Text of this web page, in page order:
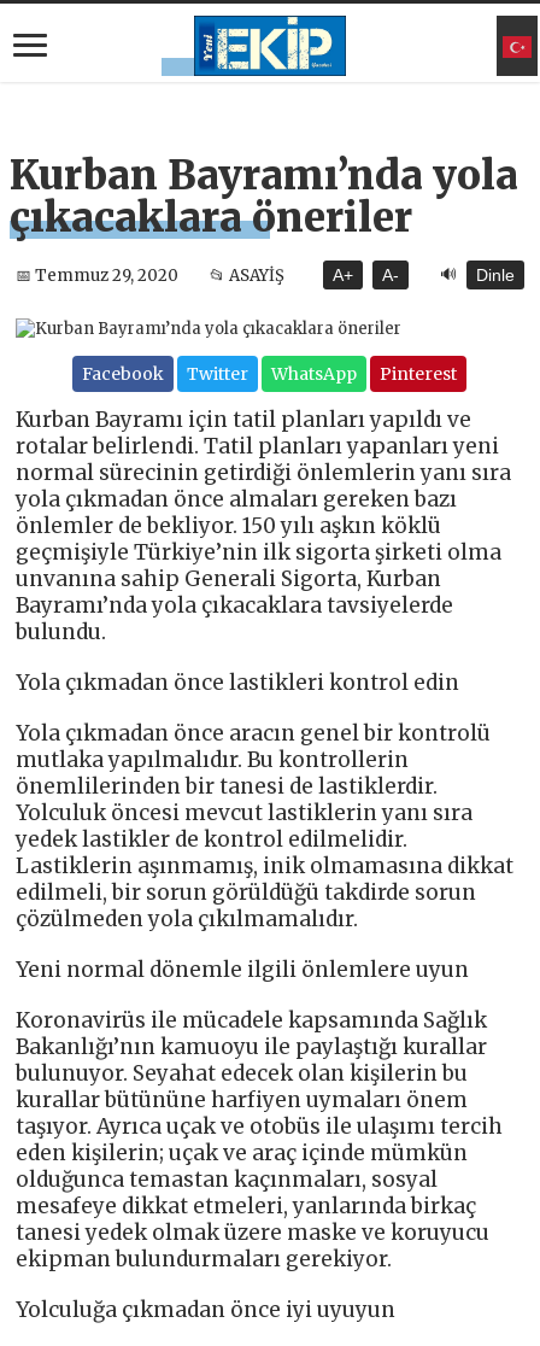
Kurban Bayramı’nda yola
çıkacaklara öneriler
📅 Temmuz 29, 2020 📂 ASAYİŞ A+ A- 🔊 Dinle
Facebook Twitter WhatsApp Pinterest
Kurban Bayramı için tatil planları yapıldı ve
rotalar belirlendi. Tatil planları yapanları yeni
normal sürecinin getirdiği önlemlerin yanı sıra
yola çıkmadan önce almaları gereken bazı
önlemler de bekliyor. 150 yılı aşkın köklü
geçmişiyle Türkiye’nin ilk sigorta şirketi olma
unvanına sahip Generali Sigorta, Kurban
Bayramı’nda yola çıkacaklara tavsiyelerde
bulundu.
Yola çıkmadan önce lastikleri kontrol edin
Yola çıkmadan önce aracın genel bir kontrolü
mutlaka yapılmalıdır. Bu kontrollerin
önemlilerinden bir tanesi de lastiklerdir.
Yolculuk öncesi mevcut lastiklerin yanı sıra
yedek lastikler de kontrol edilmelidir.
Lastiklerin aşınmamış, inik olmamasına dikkat
edilmeli, bir sorun görüldüğü takdirde sorun
çözülmeden yola çıkılmamalıdır.
Yeni normal dönemle ilgili önlemlere uyun
Koronavirüs ile mücadele kapsamında Sağlık
Bakanlığı’nın kamuoyu ile paylaştığı kurallar
bulunuyor. Seyahat edecek olan kişilerin bu
kurallar bütününe harfiyen uymaları önem
taşıyor. Ayrıca uçak ve otobüs ile ulaşımı tercih
eden kişilerin; uçak ve araç içinde mümkün
olduğunca temastan kaçınmaları, sosyal
mesafeye dikkat etmeleri, yanlarında birkaç
tanesi yedek olmak üzere maske ve koruyucu
ekipman bulundurmaları gerekiyor.
Yolculuğa çıkmadan önce iyi uyuyun